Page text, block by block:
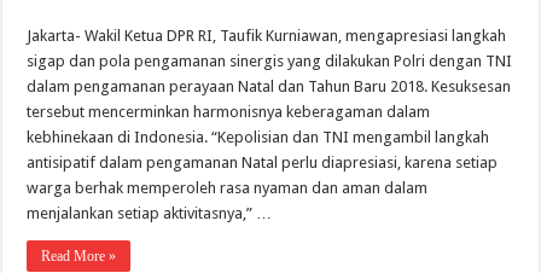
Jakarta- Wakil Ketua DPR RI, Taufik Kurniawan, mengapresiasi langkah
sigap dan pola pengamanan sinergis yang dilakukan Polri dengan TNI
dalam pengamanan perayaan Natal dan Tahun Baru 2018. Kesuksesan
tersebut mencerminkan harmonisnya keberagaman dalam
kebhinekaan di Indonesia. “Kepolisian dan TNI mengambil langkah
antisipatif dalam pengamanan Natal perlu diapresiasi, karena setiap
warga berhak memperoleh rasa nyaman dan aman dalam
menjalankan setiap aktivitasnya,” …
Read More »